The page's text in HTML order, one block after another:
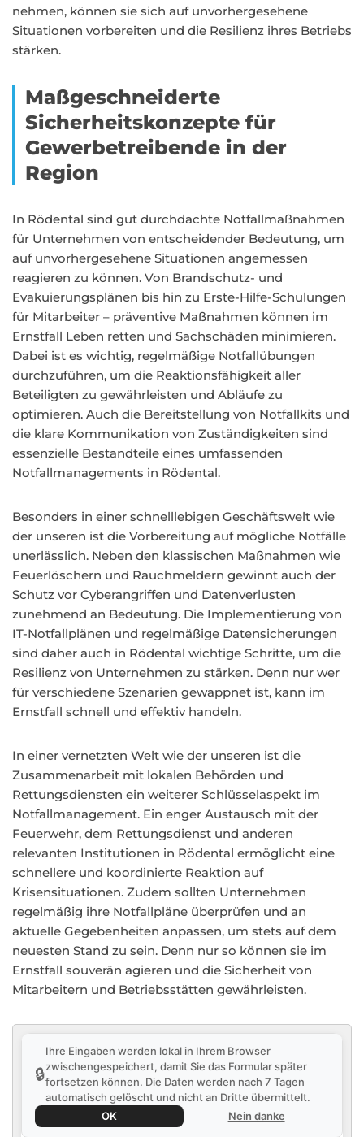
nehmen, können sie sich auf unvorhergesehene
Situationen vorbereiten und die Resilienz ihres Betriebs
stärken.
Maßgeschneiderte
Sicherheitskonzepte für
Gewerbetreibende in der
Region
In Rödental sind gut durchdachte Notfallmaßnahmen
für Unternehmen von entscheidender Bedeutung, um
auf unvorhergesehene Situationen angemessen
reagieren zu können. Von Brandschutz- und
Evakuierungsplänen bis hin zu Erste-Hilfe-Schulungen
für Mitarbeiter – präventive Maßnahmen können im
Ernstfall Leben retten und Sachschäden minimieren.
Dabei ist es wichtig, regelmäßige Notfallübungen
durchzuführen, um die Reaktionsfähigkeit aller
Beteiligten zu gewährleisten und Abläufe zu
optimieren. Auch die Bereitstellung von Notfallkits und
die klare Kommunikation von Zuständigkeiten sind
essenzielle Bestandteile eines umfassenden
Notfallmanagements in Rödental.
Besonders in einer schnelllebigen Geschäftswelt wie
der unseren ist die Vorbereitung auf mögliche Notfälle
unerlässlich. Neben den klassischen Maßnahmen wie
Feuerlöschern und Rauchmeldern gewinnt auch der
Schutz vor Cyberangriffen und Datenverlusten
zunehmend an Bedeutung. Die Implementierung von
IT-Notfallplänen und regelmäßige Datensicherungen
sind daher auch in Rödental wichtige Schritte, um die
Resilienz von Unternehmen zu stärken. Denn nur wer
für verschiedene Szenarien gewappnet ist, kann im
Ernstfall schnell und effektiv handeln.
In einer vernetzten Welt wie der unseren ist die
Zusammenarbeit mit lokalen Behörden und
Rettungsdiensten ein weiterer Schlüsselaspekt im
Notfallmanagement. Ein enger Austausch mit der
Feuerwehr, dem Rettungsdienst und anderen
relevanten Institutionen in Rödental ermöglicht eine
schnellere und koordinierte Reaktion auf
Krisensituationen. Zudem sollten Unternehmen
regelmäßig ihre Notfallpläne überprüfen und an
aktuelle Gegebenheiten anpassen, um stets auf dem
neuesten Stand zu sein. Denn nur so können sie im
Ernstfall souverän agieren und die Sicherheit von
Mitarbeitern und Betriebsstätten gewährleisten.
🔒
Ihre Eingaben werden lokal in Ihrem Browser
zwischengespeichert, damit Sie das Formular später
fortsetzen können. Die Daten werden nach 7 Tagen
automatisch gelöscht und nicht an Dritte übermittelt.
OK
Nein danke